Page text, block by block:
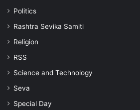
Politics
Rashtra Sevika Samiti
Religion
RSS
Science and Technology
Seva
Special Day